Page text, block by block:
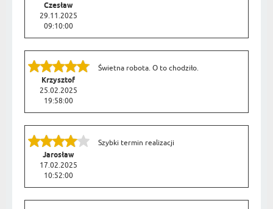
Czesław
29.11.2025
09:10:00
Krzysztof
25.02.2025
19:58:00
Świetna robota. O to chodziło.
Jarosław
17.02.2025
10:52:00
Szybki termin realizacji